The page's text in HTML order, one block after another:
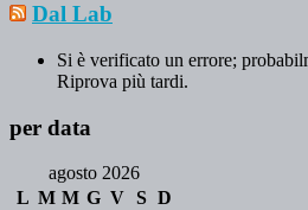
Dal Lab
Si è verificato un errore;
Riprova più tardi.
per data
agosto 2026
L M M G V S D